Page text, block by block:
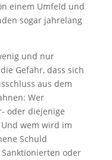
einem Umfeld und
sogar jahrelang
und nur
Gefahr, dass sich
aus dem
Wer
oder diejenige
wem wird im
Schuld
oder